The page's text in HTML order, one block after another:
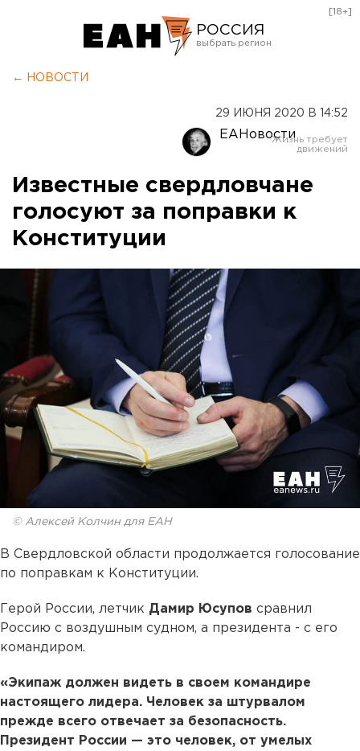
РОССИЯ
Оренбург
[18+]
← НОВОСТИ
29 ИЮНЯ 2020 В 14:52
ЕАНовости
Известные свердловчане
голосуют за поправки к
Конституции
© Алексей Колчин для ЕАН
В Свердловской области продолжается голосование
по поправкам к Конституции.
Герой России, летчик Дамир Юсупов сравнил
Россию с воздушным судном, а президента - с его
командиром.
«Экипаж должен видеть в своем командире
настоящего лидера. Человек за штурвалом
прежде всего отвечает за безопасность.
Президент России — это человек, от умелых